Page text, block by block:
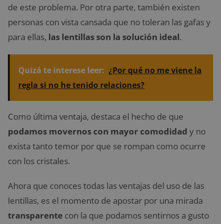
de este problema. Por otra parte, también existen
personas con vista cansada que no toleran las gafas y
para ellas, las lentillas son la solución ideal.
Quizá te interese leer: ¿Por qué no me viene la
regla si no he tenido relaciones?
Como última ventaja, destaca el hecho de que
podamos movernos con mayor comodidad y no
exista tanto temor por que se rompan como ocurre
con los cristales.
Ahora que conoces todas las ventajas del uso de las
lentillas, es el momento de apostar por una mirada
transparente con la que podamos sentirnos a gusto